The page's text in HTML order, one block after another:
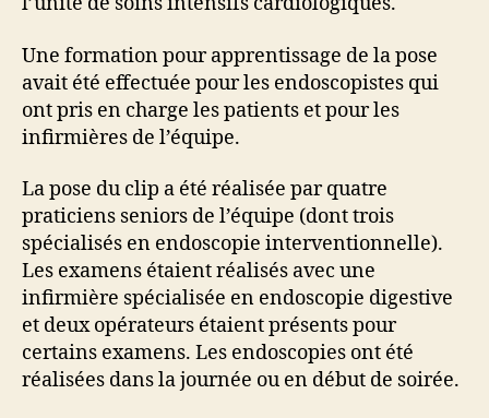
Une formation pour apprentissage de la pose
avait été effectuée pour les endoscopistes qui
ont pris en charge les patients et pour les
infirmières de l’équipe.
La pose du clip a été réalisée par quatre
praticiens seniors de l’équipe (dont trois
spécialisés en endoscopie interventionnelle).
Les examens étaient réalisés avec une
infirmière spécialisée en endoscopie digestive
et deux opérateurs étaient présents pour
certains examens. Les endoscopies ont été
réalisées dans la journée ou en début de soirée.